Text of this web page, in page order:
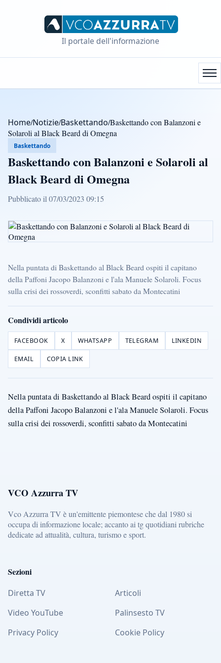
Il portale dell'informazione
Home/Notizie/Baskettando/Baskettando con Balanzoni e
Solaroli al Black Beard di Omegna
Baskettando
Baskettando con Balanzoni e Solaroli al
Black Beard di Omegna
Pubblicato il 07/03/2023 09:15
Nella puntata di Baskettando al Black Beard ospiti il capitano
della Paffoni Jacopo Balanzoni e l'ala Manuele Solaroli. Focus
sulla crisi dei rossoverdi, sconfitti sabato da Montecatini
Condividi articolo
FACEBOOK X WHATSAPP TELEGRAM LINKEDIN
EMAIL COPIA LINK
Nella puntata di Baskettando al Black Beard ospiti il capitano
della Paffoni Jacopo Balanzoni e l'ala Manuele Solaroli. Focus
sulla crisi dei rossoverdi, sconfitti sabato da Montecatini
VCO Azzurra TV
Vco Azzurra TV è un'emittente piemontese che dal 1980 si
occupa di informazione locale; accanto ai tg quotidiani rubriche
dedicate ad attualità, cultura, turismo e sport.
Sezioni
Diretta TV
Articoli
Video YouTube
Palinsesto TV
Privacy Policy
Cookie Policy